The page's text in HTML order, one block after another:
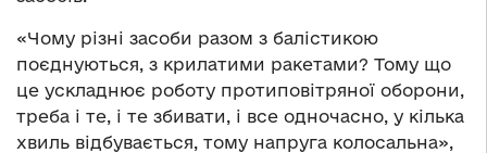
«Чому різні засоби разом з балістикою
поєднуються, з крилатими ракетами? Тому що
це ускладнює роботу протиповітряної оборони,
треба і те, і те збивати, і все одночасно, у кілька
хвиль відбувається, тому напруга колосальна»,